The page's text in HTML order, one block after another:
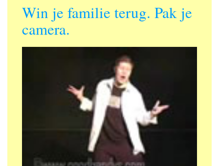
Win je familie terug. Pak je
camera.